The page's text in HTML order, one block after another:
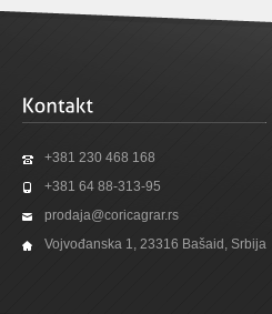
+381 230 468 168
+381 64 88-313-95
prodaja@coricagrar.rs
Vojvođanska 1, 23316 Bašaid, Srbija